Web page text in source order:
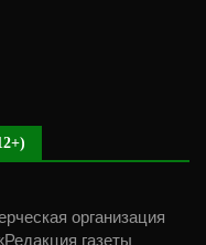
организация
газеты